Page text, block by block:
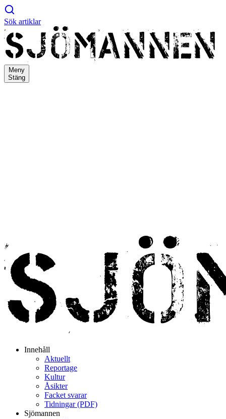
Sök artiklar
Meny
Stäng
Innehåll
Aktuellt
Reportage
Kultur
Åsikter
Facket svarar
Tidningar (PDF)
Sjömannen